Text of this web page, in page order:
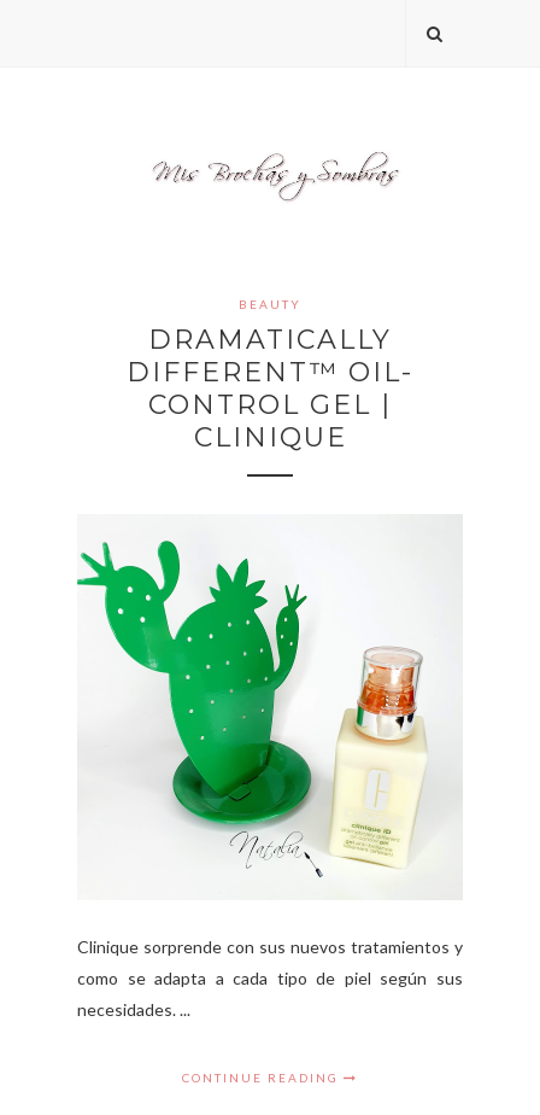
BEAUTY
DRAMATICALLY
DIFFERENT™ OIL-
CONTROL GEL |
CLINIQUE
Clinique sorprende con sus nuevos tratamientos y
como se adapta a cada tipo de piel según sus
necesidades. ...
CONTINUE READING